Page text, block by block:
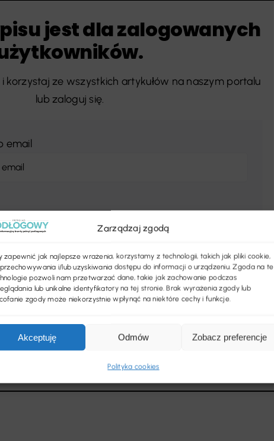
Zarządzaj zgodą
zapewnić jak najlepsze wrażenia, korzystamy z technologii, takich jak pliki cookie,
i/lub uzyskiwania dostępu do informacji o urządzeniu. Zgoda na te
pozwoli nam przetwarzać dane, takie jak zachowanie podczas
lub unikalne identyfikatory na tej stronie. Brak wyrażenia zgody lub
zgody może niekorzystnie wpłynąć na niektóre cechy i funkcje.
Akceptuję Odmów Zobacz preferencje
Polityka cookies
jest dla zalogowanych
korzystaj ze wszystkich artykułów na naszym portalu
lub zaloguj się.
email
hasło?